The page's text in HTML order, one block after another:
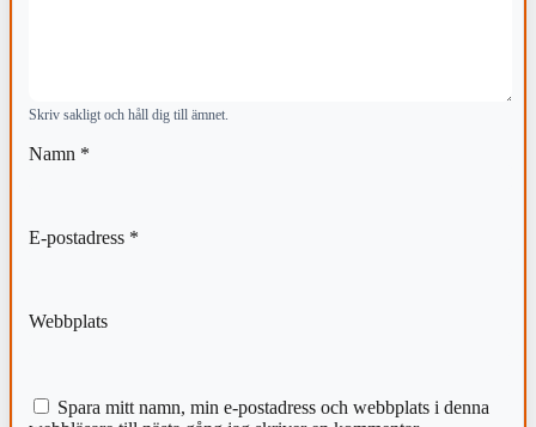
Skriv sakligt och håll dig till ämnet.
Namn *
E-postadress *
Webbplats
Spara mitt namn, min e-postadress och webbplats i denna